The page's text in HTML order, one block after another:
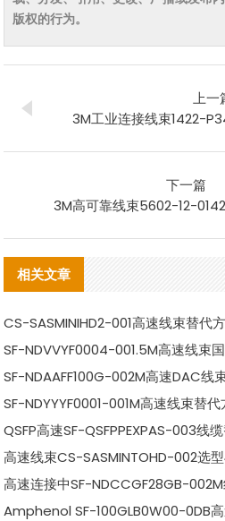
版权的行为。
上一
3M工业连接线束1422-
下一篇
3M高可靠线束5602-12-
相关文章
CS-SASMINIHD2-001高速线束替代
SF-NDVVYF0004-001.5M高速线束
SF-NDAAFF100G-002M高速DAC线
SF-NDYYYF0001-001M高速线束替代
QSFP高速SF-QSFPPEXPAS-003线
高速线束CS-SASMINTOHD-002选
高速连接中SF-NDCCGF28GB-
Amphenol SF-100GLB0W00-0DB